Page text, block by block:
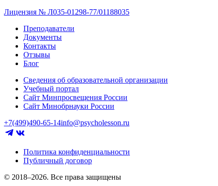
Лицензия № Л035-01298-77/01188035
Преподаватели
Документы
Контакты
Отзывы
Блог
Сведения об образовательной организации
Учебный портал
Сайт Минпросвещения России
Сайт Минобрнауки России
+7(499)490-65-14info@psycholesson.ru
Политика конфиденциальности
Публичный договор
© 2018–2026. Все права защищены